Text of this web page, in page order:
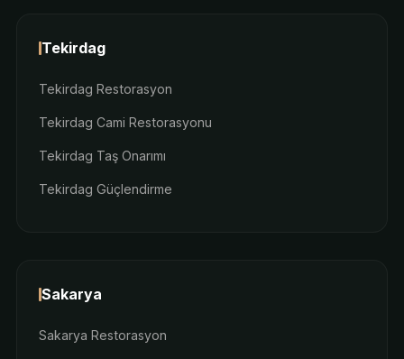
Tekirdag
Tekirdag Restorasyon
Tekirdag Cami Restorasyonu
Tekirdag Taş Onarımı
Tekirdag Güçlendirme
Sakarya
Sakarya Restorasyon